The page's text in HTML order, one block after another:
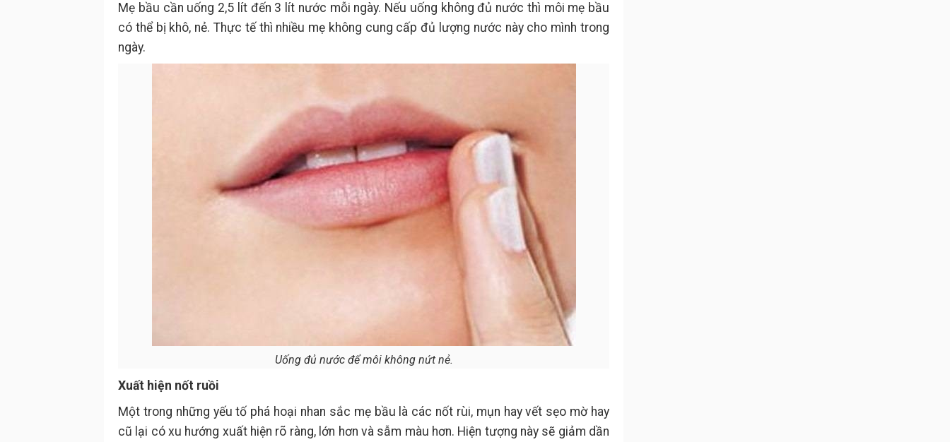
Mẹ bầu cần uống 2,5 lít đến 3 lít nước mỗi ngày. Nếu uống không đủ nước thì môi mẹ bầu
có thể bị khô, nẻ. Thực tế thì nhiều mẹ không cung cấp đủ lượng nước này cho mình trong
ngày.
Uống đủ nước để môi không nứt nẻ.
Xuất hiện nốt ruồi
Một trong những yếu tố phá hoại nhan sắc mẹ bầu là các nốt rùi, mụn hay vết sẹo mờ hay
cũ lại có xu hướng xuất hiện rõ ràng, lớn hơn và sẫm màu hơn. Hiện tượng này sẽ giảm dần